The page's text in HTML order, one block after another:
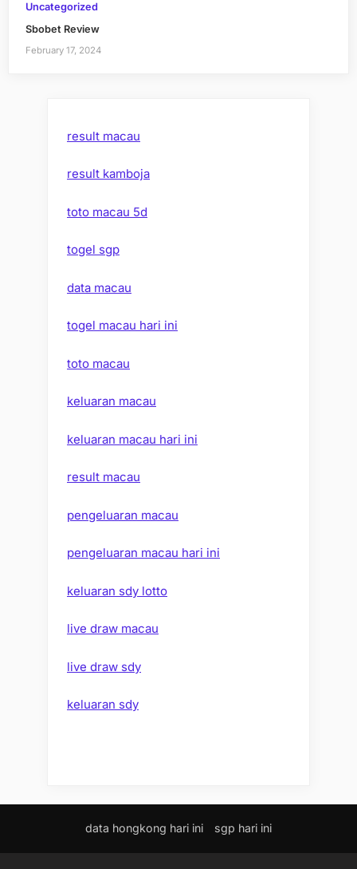
Uncategorized
Sbobet Review
February 17, 2024
result macau
result kamboja
toto macau 5d
togel sgp
data macau
togel macau hari ini
toto macau
keluaran macau
keluaran macau hari ini
result macau
pengeluaran macau
pengeluaran macau hari ini
keluaran sdy lotto
live draw macau
live draw sdy
keluaran sdy
data hongkong hari ini sgp hari ini